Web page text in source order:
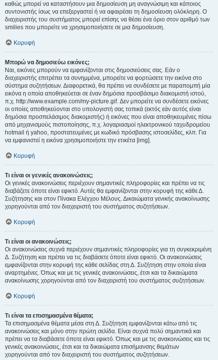
καθώς μπορεί να καταστήσουν μια δημοσίευση μη αναγνώσιμη και κάποιος
συντονιστής ίσως να επεξεργαστεί ή να αφαιρέσει τη δημοσίευση ολόκληρη. Ο
διαχειριστής του συστήματος μπορεί επίσης να θέσει ένα όριο στον αριθμό των
smilies που μπορείτε να χρησιμοποιήσετε σε μια δημοσίευση.
Κορυφή
Μπορώ να δημοσιεύω εικόνες;
Ναι, εικόνες μπορούν να εμφανίζονται στις δημοσιεύσεις σας. Εάν ο
διαχειριστής επιτρέπει τα συνημμένα, μπορείτε να φορτώσετε την εικόνα στο
σύστημα συζητήσεων. Διαφορετικά, θα πρέπει να συνδέσετε με παραπομπή μία
εικόνα η οποία αποθηκεύεται σε έναν δημόσια προσβάσιμο διακομιστή ιστού,
π.χ. http://www.example.com/my-picture.gif. Δεν μπορείτε να συνδέσετε εικόνες
οι οποίες αποθηκεύονται στο υπολογιστή σας τοπικά (εκτός εάν αυτός είναι
δημόσια προσπελάσιμος διακομιστής) ή εικόνες που είναι αποθηκευμένες πίσω
από μηχανισμούς πιστοποίησης, π.χ. λογαριασμοί ηλεκτρονικού ταχυδρομείου
hotmail ή yahoo, προστατευμένες με κωδικό πρόσβασης ιστοσελίδες, κλπ. Για
να εμφανιστεί η εικόνα χρησιμοποιήστε την ετικέτα [img].
Κορυφή
Τι είναι οι γενικές ανακοινώσεις;
Οι γενικές ανακοινώσεις περιέχουν σημαντικές πληροφορίες και πρέπει να τις
διαβάζετε όποτε είναι εφικτό. Αυτές θα εμφανίζονται στην κορυφή της κάθε Δ.
Συζήτησης και στον Πίνακα Ελέγχου Μέλους. Δικαιώματα γενικής ανακοίνωσης
χορηγούνται από τον διαχειριστή του συστήματος συζητήσεων.
Κορυφή
Τι είναι οι ανακοινώσεις;
Οι ανακοινώσεις συχνά περιέχουν σημαντικές πληροφορίες για τη συγκεκριμένη
Δ. Συζήτηση και πρέπει να τις διαβάσετε όποτε είναι εφικτό. Οι ανακοινώσεις
εμφανίζονται στην κορυφή της κάθε σελίδας στη Δ. Συζήτηση στην οποία είναι
αναρτημένες. Όπως και με τις γενικές ανακοινώσεις, έτσι και τα δικαιώματα
ανακοίνωσης χορηγούνται από τον διαχειριστή του συστήματος συζητήσεων.
Κορυφή
Τι είναι τα επισημασμένα θέματα;
Τα επισημασμένα θέματα μέσα στη Δ. Συζήτηση εμφανίζονται κάτω από τις
ανακοινώσεις και μόνο στην πρώτη σελίδα. Είναι συχνά πολύ σημαντικά και
πρέπει να τα διαβάσετε όποτε είναι εφικτό. Όπως και με τις ανακοινώσεις και τις
γενικές ανακοινώσεις, έτσι και τα δικαιώματα επισήμανσης θεμάτων
χορηγούνται από τον διαχειριστή του συστήματος συζητήσεων.